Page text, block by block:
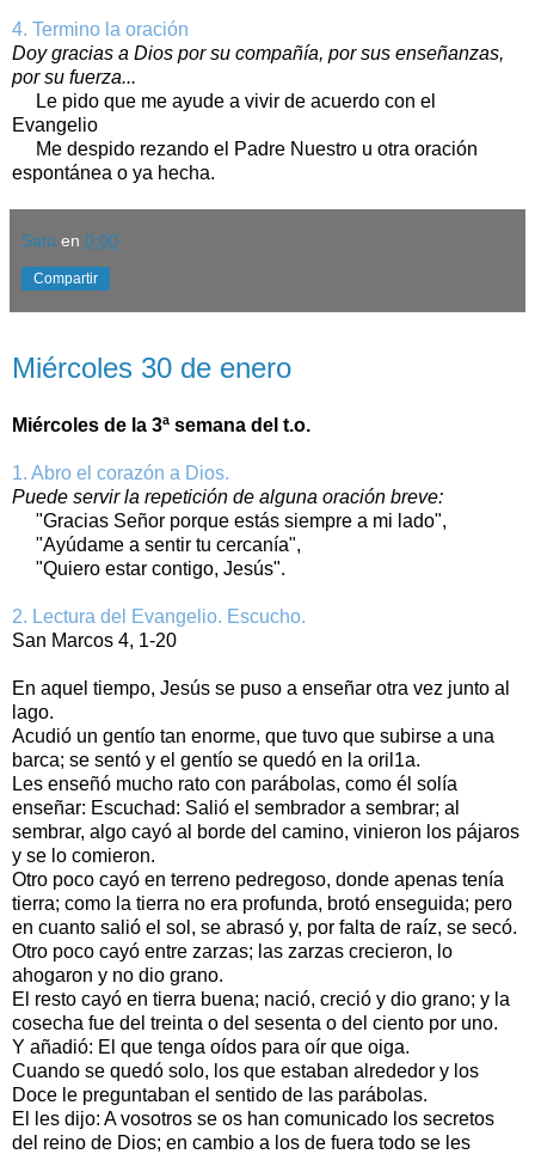
4. Termino la oración
Doy gracias a Dios por su compañía, por sus enseñanzas,
por su fuerza...
Le pido que me ayude a vivir de acuerdo con el
Evangelio
Me despido rezando el Padre Nuestro u otra oración
espontánea o ya hecha.
Satu en 0:00
Compartir
Miércoles 30 de enero
Miércoles de la 3ª semana del t.o.
1. Abro el corazón a Dios.
Puede servir la repetición de alguna oración breve:
"Gracias Señor porque estás siempre a mi lado",
"Ayúdame a sentir tu cercanía",
"Quiero estar contigo, Jesús".
2. Lectura del Evangelio. Escucho.
San Marcos 4, 1-20
En aquel tiempo, Jesús se puso a enseñar otra vez junto al
lago.
Acudió un gentío tan enorme, que tuvo que subirse a una
barca; se sentó y el gentío se quedó en la oril1a.
Les enseñó mucho rato con parábolas, como él solía
enseñar: Escuchad: Salió el sembrador a sembrar; al
sembrar, algo cayó al borde del camino, vinieron los pájaros
y se lo comieron.
Otro poco cayó en terreno pedregoso, donde apenas tenía
tierra; como la tierra no era profunda, brotó enseguida; pero
en cuanto salió el sol, se abrasó y, por falta de raíz, se secó.
Otro poco cayó entre zarzas; las zarzas crecieron, lo
ahogaron y no dio grano.
El resto cayó en tierra buena; nació, creció y dio grano; y la
cosecha fue del treinta o del sesenta o del ciento por uno.
Y añadió: El que tenga oídos para oír que oiga.
Cuando se quedó solo, los que estaban alrededor y los
Doce le preguntaban el sentido de las parábolas.
El les dijo: A vosotros se os han comunicado los secretos
del reino de Dios; en cambio a los de fuera todo se les